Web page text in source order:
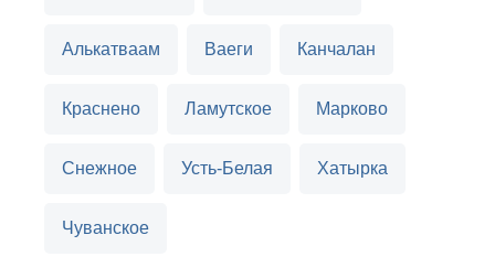
Алькатваам Ваеги Канчалан
Краснено Ламутское Марково
Снежное Усть-Белая Хатырка
Чуванское